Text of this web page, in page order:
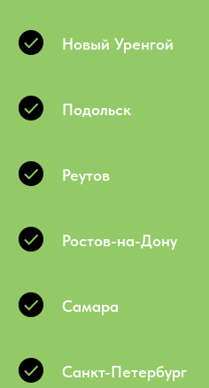
Новый Уренгой
Подольск
Реутов
Ростов-на-Дону
Самара
Санкт-Петербург